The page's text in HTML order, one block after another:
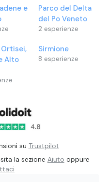
e
Parco del Delta
del Po Veneto
2 esperienze
Alto
Sirmione
8 esperienze
su Trustpilot
la sezione Aiuto oppure